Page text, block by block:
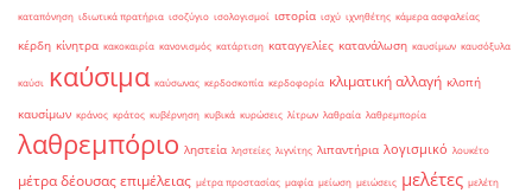
καταπόνηση ιδιωτικά πρατήρια ισοζύγιο ισολογισμοί ιστορία ισχύ ιχνηθέτης κάμερα ασφαλείας
κέρδη κίνητρα κακοκαιρία κανονισμός κατάρτιση καταγγελίες κατανάλωση καυσίμων καυσόξυλα
καύσι καύσιμα καύσωνας κερδοσκοπία κερδοφορία κλιματική αλλαγή κλοπή
καυσίμων κράνος κράτος κυβέρνηση κυβικά κυρώσεις λίτρων λαθραία λαθρεμπορία
λαθρεμπόριο ληστεία ληστείες λιγνίτης λιπαντήρια λογισμικό λουκέτο
μέτρα δέουσας επιμέλειας μέτρα προστασίας μαφία μείωση μειώσεις μελέτες μελέτη